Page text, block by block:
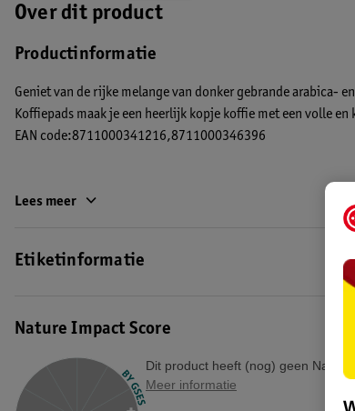
Over dit product
Productinformatie
Geniet van de rijke melange van donker gebrande arabica-
Koffiepads maak je een heerlijk kopje koffie met een volle en
EAN code:8711000341216,8711000346396
Lees meer
Etiketinformatie
Nature Impact Score
Dit product heeft (nog) geen
Meer informatie